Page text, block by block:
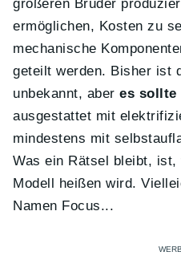
größeren Bruder
ermöglichen, Kosten zu
mechanische
geteilt werden. Bisher ist
unbekannt, aberes sollte
ausgestattet mit
mindestens mit
Was ein Rätsel bleibt,
Modell heißen wird.
Namen Focus...